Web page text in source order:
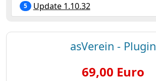
5 Update 1.10.32
asVerein - Plugin
69,00 Euro